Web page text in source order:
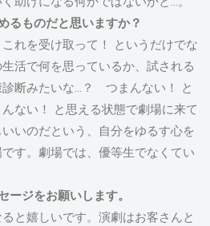
るものだと思いますか？
れを受け取って！ というだけでな
活で何を思っているか、試される
断みたいな…？ つまんない！ と
ない！ と思える状態で劇場に来て
いのだという、自分をゆるす心を
す。劇場では、優等生でなくてい
ジをお願いします。
と嬉しいです。演劇はお客さんと